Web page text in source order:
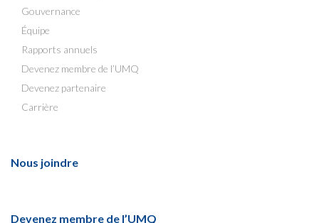
Gouvernance
Équipe
Rapports annuels
Devenez membre de l’UMQ
Devenez partenaire
Carrière
Nous joindre
Devenez membre de l’UMQ